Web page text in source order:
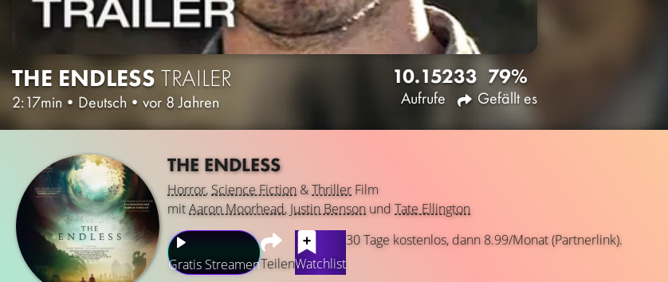
THE ENDLESS TRAILER
2:17min • Deutsch • vor 8 Jahren
10.152
Aufrufe
33 79%
Gefällt es
THE ENDLESS
Horror,Science Fiction &Thriller Film
mitAaron Moorhead, Justin Benson und Tate Ellington
Gratis StreamenTeilenWatchlist
30 Tage kostenlos, dann 8.99/Monat (Partnerlink).